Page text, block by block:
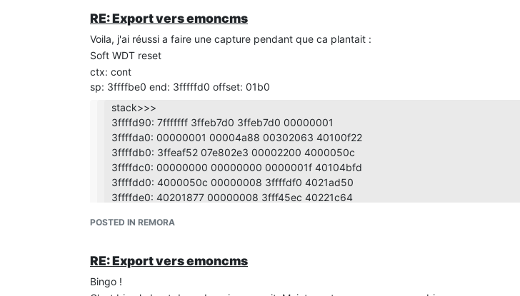
RE: Export vers emoncms
Voila, j'ai réussi a faire une capture pendant que ca plantait :
Soft WDT reset
ctx: cont
sp: 3ffffbe0 end: 3fffffd0 offset: 01b0
stack>>>
3ffffd90: 7fffffff 3ffeb7d0 3ffeb7d0 00000001
3ffffda0: 00000001 00004a88 00302063 40100f22
3ffffdb0: 3ffeaf52 07e802e3 00002200 4000050c
3ffffdc0: 00000000 00000000 0000001f 40104bfd
3ffffdd0: 4000050c 00000008 3ffffdf0 4021ad50
3ffffde0: 40201877 00000008 3fff45ec 40221c64
3ffffe00: 3fff1274 00000008 3fff45ec 4021ad50
SPIFFS Mount succesfull
FS File: /index.htm.gz, size: 5745
FS File: /favicon.ico, size: 15086
POSTED IN REMORA
RE: Export vers emoncms
Bingo !